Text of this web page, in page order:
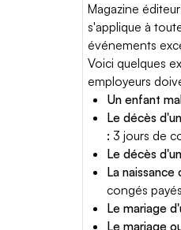
Magazine
s'applique à
événements
Voici quelques
employeurs
Un enfant
Le décès
: 3 jours de
Le décès
La
congés payés
Le mariage
Le mariage